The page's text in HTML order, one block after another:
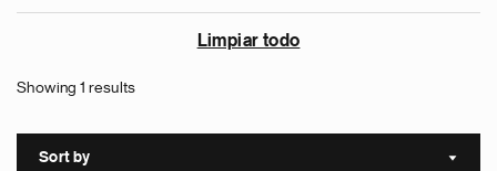
Limpiar todo
Showing 1 results
Sort by Sort